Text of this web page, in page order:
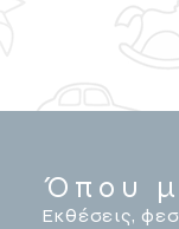
Όπου
Εκθέσεις,